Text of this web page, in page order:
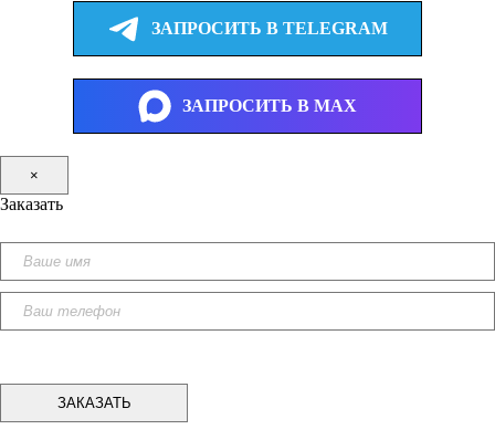
ЗАПРОСИТЬ В TELEGRAM
ЗАПРОСИТЬ В MAX
×
Заказать